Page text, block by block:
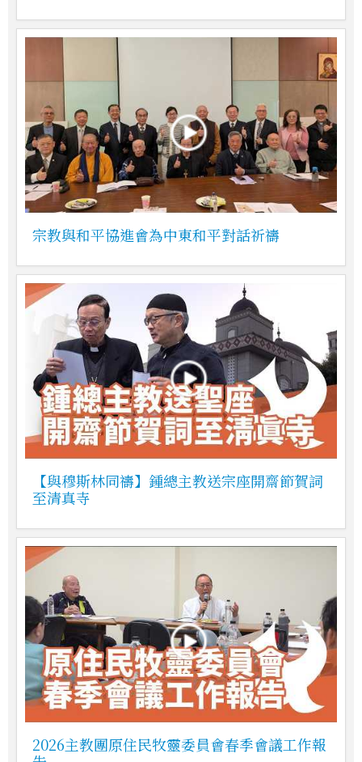
宗教與和平協進會為中東和平對話祈禱
【與穆斯林同禱】鍾總主教送宗座開齋節賀詞
至清真寺
2026主教團原住民牧靈委員會春季會議工作報